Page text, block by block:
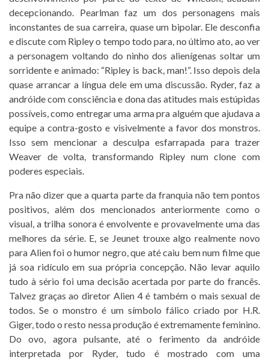
decepcionando. Pearlman faz um dos personagens mais
inconstantes de sua carreira, quase um bipolar. Ele desconfia
e discute com Ripley o tempo todo para, no último ato, ao ver
a personagem voltando do ninho dos alienígenas soltar um
sorridente e animado: “Ripley is back, man!”. Isso depois dela
quase arrancar a língua dele em uma discussão. Ryder, faz a
andróide com consciência e dona das atitudes mais estúpidas
possíveis, como entregar uma arma pra alguém que ajudava a
equipe a contra-gosto e visivelmente a favor dos monstros.
Isso sem mencionar a desculpa esfarrapada para trazer
Weaver de volta, transformando Ripley num clone com
poderes especiais.
Pra não dizer que a quarta parte da franquia não tem pontos
positivos, além dos mencionados anteriormente como o
visual, a trilha sonora é envolvente e provavelmente uma das
melhores da série. E, se Jeunet trouxe algo realmente novo
para Alien foi o humor negro, que até caiu bem num filme que
já soa ridículo em sua própria concepção. Não levar aquilo
tudo à sério foi uma decisão acertada por parte do francês.
Talvez graças ao diretor Alien 4 é também o mais sexual de
todos. Se o monstro é um símbolo fálico criado por H.R.
Giger, todo o resto nessa produção é extremamente feminino.
Do ovo, agora pulsante, até o ferimento da andróide
interpretada por Ryder, tudo é mostrado com uma